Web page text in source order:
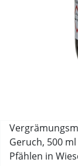
Geruch, 500
Pfählen in